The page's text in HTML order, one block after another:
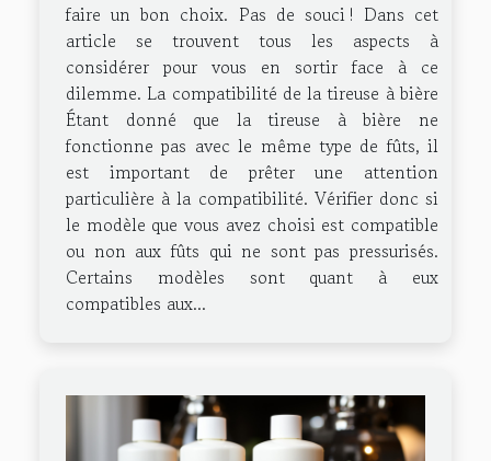
faire un bon choix. Pas de souci ! Dans cet
article se trouvent tous les aspects à
considérer pour vous en sortir face à ce
dilemme. La compatibilité de la tireuse à bière
Étant donné que la tireuse à bière ne
fonctionne pas avec le même type de fûts, il
est important de prêter une attention
particulière à la compatibilité. Vérifier donc si
le modèle que vous avez choisi est compatible
ou non aux fûts qui ne sont pas pressurisés.
Certains modèles sont quant à eux
compatibles aux...